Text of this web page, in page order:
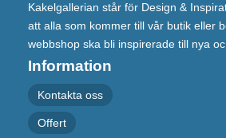
Kakelgallerian står för Design &
att alla som kommer till vår butik eller
webbshop ska bli inspirerade till nya
Information
Kontakta oss
Offert